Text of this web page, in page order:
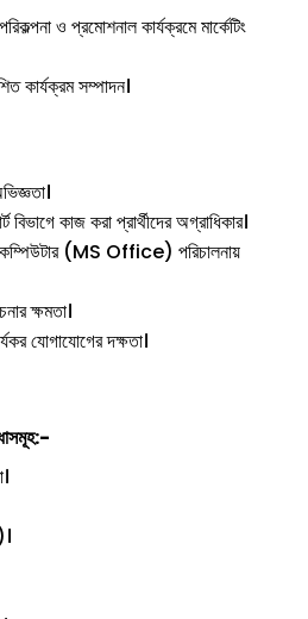
ও প্রমোশনাল কার্যক্রমে মার্কেটিং
কার্যক্রম সম্পাদন।
বিভাগে কাজ করা প্রার্থীদের অগ্রাধিকার।
কম্পিউটার (MS Office) পরিচালনায়
ক্ষমতা।
যোগাযোগের দক্ষতা।